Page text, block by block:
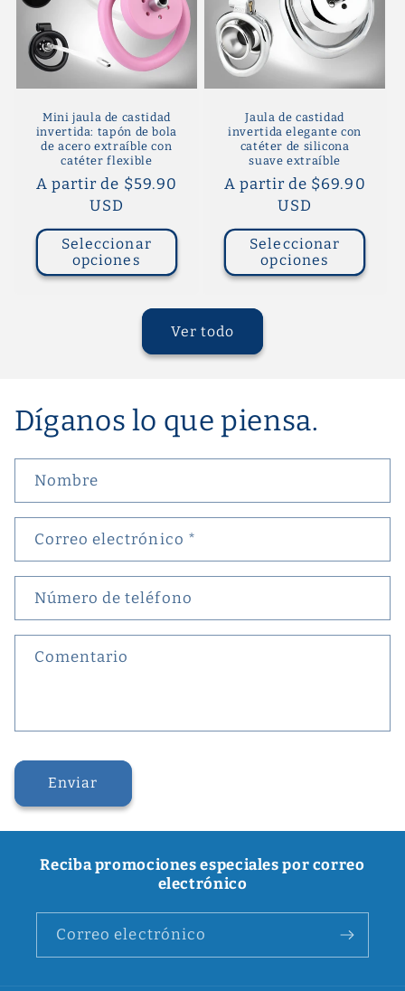
Mini jaula de castidad
invertida: tapón de bola
de acero extraíble con
catéter flexible
Precio
habitual
A partir de $59.90
USD
Seleccionar
opciones
Jaula de castidad
invertida elegante con
catéter de silicona
suave extraíble
Precio
habitual
A partir de $69.90
USD
Seleccionar
opciones
Ver todo
Díganos lo que piensa.
Nombre
Correo electrónico *
Número de teléfono
Comentario
Enviar
Reciba promociones especiales por correo
electrónico
Correo electrónico